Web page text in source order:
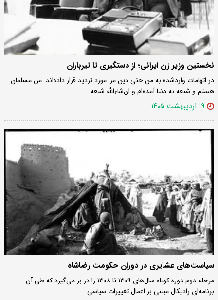
نخستین وزیر زن ایرانی؛ از دستگیری تا تیرباران
در اتهامات واردشده به من حتی دین مرا مورد تردید قرار داده‌اند. من مسلمان
هستم و شیعه به دنیا آمده‌ام و ان‌شاءالله شیعه…
۱۹ اردیبهشت ۱۴۰۵
سیاست‌های عشایری در دوران حکومت رضاشاه
مرحله دوم دوره کوتاه سال‌های ۱۳۰۹ تا ۱۳۰۸ را در بر می‌گیرد که طی آن
‌برنامه‌ای رادیکال مبتنی بر اعمال تغییرات سیاسی…